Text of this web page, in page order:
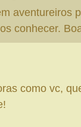
aventureiros
conhecer.
como vc,